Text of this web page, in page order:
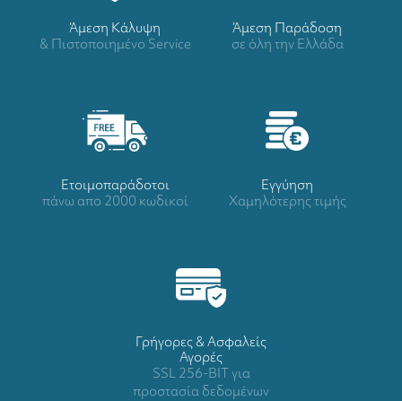
Άμεση Κάλυψη
& Πιστοποιημένο Service
Άμεση Παράδοση
σε όλη την Ελλάδα
Ετοιμοπαράδοτοι
πάνω απο 2000 κωδικοί
Eγγύηση
Χαμηλότερης τιμής
Γρήγορες & Ασφαλείς
Αγορές
SSL 256-BIT για
προστασία δεδομένων